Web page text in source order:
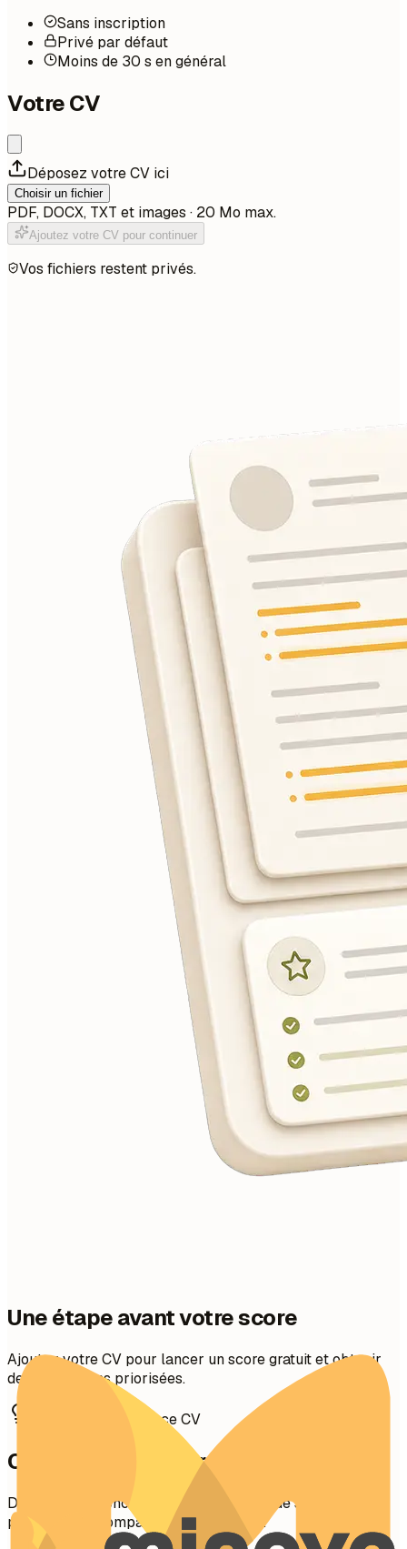
Sans inscription
Privé par défaut
Moins de 30 s en général
Votre CV
Déposez votre CV ici
Choisir un fichier
PDF, DOCX, TXT et images · 20 Mo max.
Ajoutez votre CV pour continuer
Vos fichiers restent privés.
Une étape avant votre score
Ajoutez votre CV pour lancer un score gratuit et obtenir
des corrections priorisées.
Comment préparer ce CV
Comment préparer ce CV
Des conseils concrets pour rendre chaque section claire,
pertinente et compatible avec les ATS.